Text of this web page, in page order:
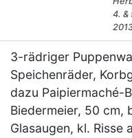
4. &
3-rädriger
Speichenräder,
dazu Paipiermaché-
Biedermeier, 50 cm,
Glasaugen, kl. Risse